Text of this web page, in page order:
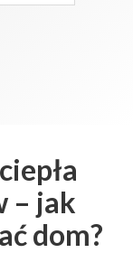
– jak
dom?